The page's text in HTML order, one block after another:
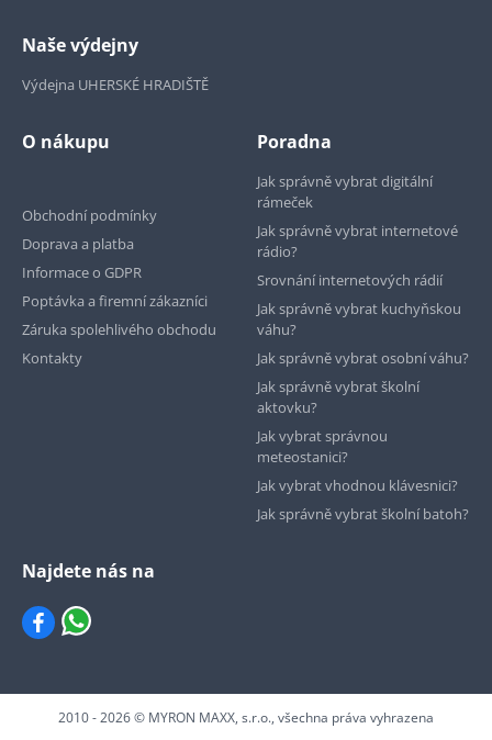
Naše výdejny
Výdejna UHERSKÉ HRADIŠTĚ
O nákupu
Obchodní podmínky
Doprava a platba
Informace o GDPR
Poptávka a firemní zákazníci
Záruka spolehlivého obchodu
Kontakty
Poradna
Jak správně vybrat digitální
rámeček
Jak správně vybrat internetové
rádio?
Srovnání internetových rádií
Jak správně vybrat kuchyňskou
váhu?
Jak správně vybrat osobní váhu?
Jak správně vybrat školní
aktovku?
Jak vybrat správnou
meteostanici?
Jak vybrat vhodnou klávesnici?
Jak správně vybrat školní batoh?
Najdete nás na
2010 - 2026 © MYRON MAXX, s.r.o., všechna práva vyhrazena